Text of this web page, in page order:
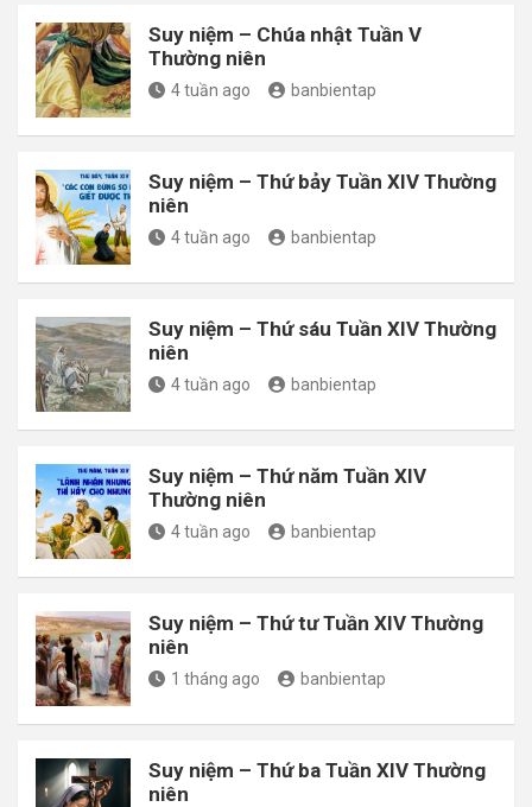
Suy niệm – Chúa nhật Tuần V
Thường niên
4 tuần ago banbientap
Suy niệm – Thứ bảy Tuần XIV Thường
niên
4 tuần ago banbientap
Suy niệm – Thứ sáu Tuần XIV Thường
niên
4 tuần ago banbientap
Suy niệm – Thứ năm Tuần XIV
Thường niên
4 tuần ago banbientap
Suy niệm – Thứ tư Tuần XIV Thường
niên
1 tháng ago banbientap
Suy niệm – Thứ ba Tuần XIV Thường
niên